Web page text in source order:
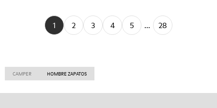
1 2 3 4 5 ... 28
CAMPER HOMBRE ZAPATOS